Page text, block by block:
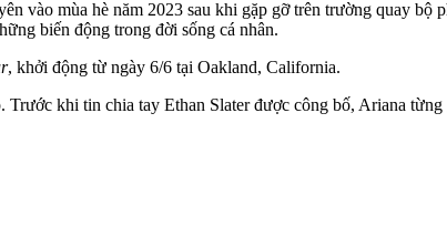
vào mùa hè năm 2023 sau khi gặp gỡ trên trường quay bộ
biến động trong đời sống cá nhân.
, khởi động từ ngày 6/6 tại Oakland, California.
khi tin chia tay Ethan Slater được công bố, Ariana